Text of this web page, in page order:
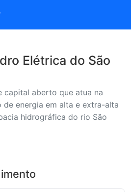
Elétrica do São
capital aberto que atua na
de energia em alta e extra-alta
hidrográfica do rio São